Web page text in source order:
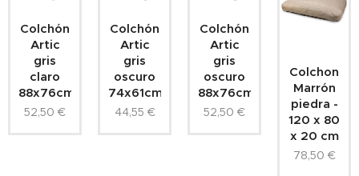
Colchón
Artic
gris
claro
88x76cm.
52,50 €
Colchón
Artic
gris
oscuro
74x61cm.
44,55 €
Colchón
Artic
gris
oscuro
88x76cm.
52,50 €
Colchon
Marrón
piedra -
120 x 80
x 20 cm
78,50 €